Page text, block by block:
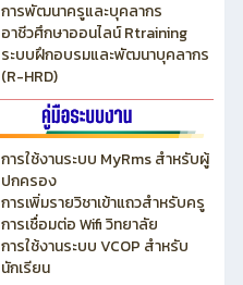
Chontech Digital Library
ศธ.02 ครูและครูที่ปรึกษา
ศธ.02 ตรวจสอบผลการเรียน
ID Plan
การพัฒนาครูและบุคลากร
อาชีวศึกษาออนไลน์ Rtraining
ระบบฝึกอบรมและพัฒนาบุคลากร
(R-HRD)
การใช้งานระบบ MyRms สำหรับผู้
ปกครอง